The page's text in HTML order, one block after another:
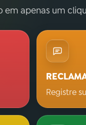
em apenas um
Registre